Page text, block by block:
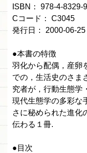
ISBN： 978-4-8329-
Cコード： C3045
発行日： 2000-06-25
●本書の特徴
羽化から配偶，産卵
での，生活史のさま
究者が，行動生態学
現代生態学の多彩な
さに秘められた進化
伝わる１冊.
●目次